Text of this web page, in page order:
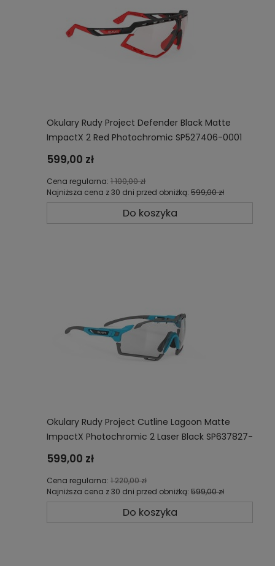
Okulary Rudy Project Defender Black Matte
ImpactX 2 Red Photochromic SP527406-0001
599,00 zł
Cena regularna: 1 100,00 zł
Najniższa cena z 30 dni przed obniżką: 599,00 zł
Do koszyka
Okulary Rudy Project Cutline Lagoon Matte
ImpactX Photochromic 2 Laser Black SP637827-
599,00 zł
Cena regularna: 1 220,00 zł
Najniższa cena z 30 dni przed obniżką: 599,00 zł
Do koszyka